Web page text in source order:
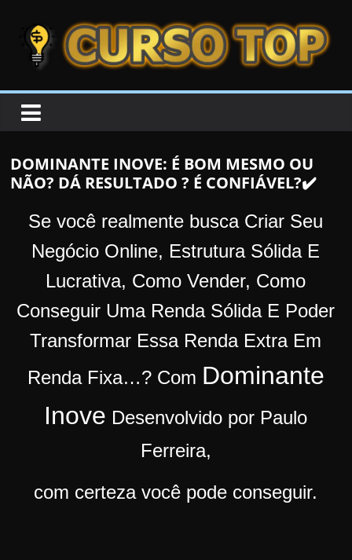
CURSOTOP
s
e
l
DOMINANTE INOVE: É BOM MESMO OU
NÃO? DÁ RESULTADO ? É CONFIÁVEL?✔️
Se você realmente busca Criar Seu
Negócio Online, Estrutura Sólida E
Lucrativa, Como Vender, Como
Conseguir Uma Renda Sólida E Poder
Transformar Essa Renda Extra Em
Renda Fixa…? Com Dominante
Inove Desenvolvido por Paulo
Ferreira,
com certeza você pode conseguir.